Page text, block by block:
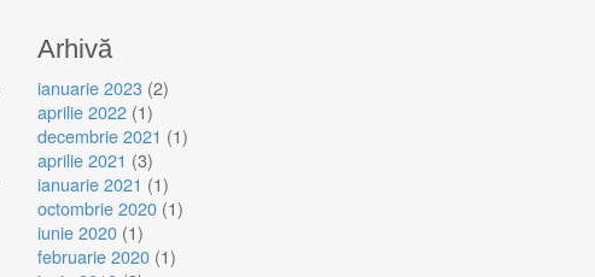
Arhivă
ianuarie 2023 (2)
aprilie 2022 (1)
decembrie 2021 (1)
aprilie 2021 (3)
ianuarie 2021 (1)
octombrie 2020 (1)
iunie 2020 (1)
februarie 2020 (1)